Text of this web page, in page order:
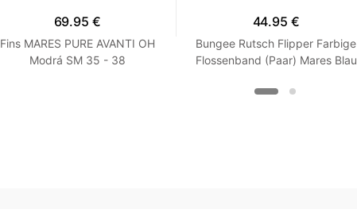
69.95 €
Fins MARES PURE AVANTI OH
Modrá SM 35 - 38
44.95 €
Bungee Rutsch Flipper Farbige
Flossenband (Paar) Mares Blau